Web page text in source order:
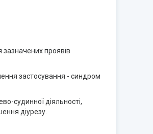
зазначених проявів
застосування - синдром
судинної діяльності,
діурезу.